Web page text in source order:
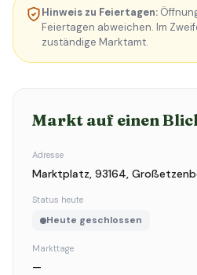
Hinweis zu Feiertagen:
Feiertagen abweichen. Im
zuständige Marktamt.
Markt auf einen
Adresse
Marktplatz, 93164,
Status heute
Heute geschlossen
Markttage
—